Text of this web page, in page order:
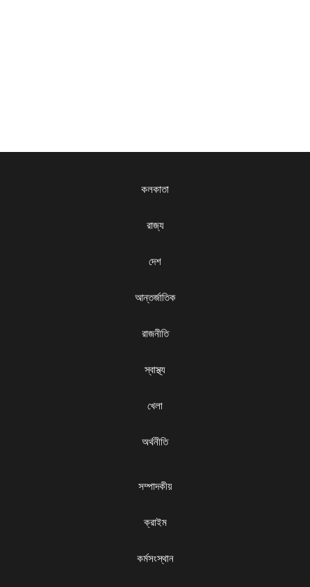
কলকাতা
রাজ্য
দেশ
আন্তর্জাতিক
রাজনীতি
স্বাস্থ্য
খেলা
অর্থনীতি
সম্পাদকীয়
ক্রাইম
কর্মসংস্থান